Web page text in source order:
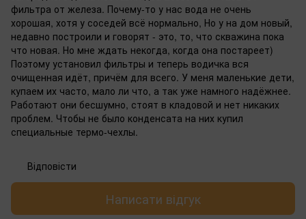
фильтра от железа. Почему-то у нас вода не очень
хорошая, хотя у соседей всё нормально, Но у на дом новый,
недавно построили и говорят - это, то, что скважина пока
что новая. Но мне ждать некогда, когда она постареет)
Поэтому установил фильтры и теперь водичка вся
очищенная идёт, причём для всего. У меня маленькие дети,
купаем их часто, мало ли что, а так уже намного надёжнее.
Работают они бесшумно, стоят в кладовой и нет никаких
проблем. Чтобы не было конденсата на них купил
специальные термо-чехлы.
Відповісти
Написати відгук